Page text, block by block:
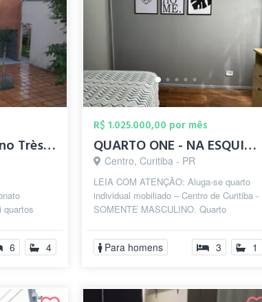
Pensionato Feminino Très Jolie - QUITINE...
quartos
6 4
R$ 1.025.000,00 por mês
QUARTO ONE - NA ESQUINA DA REITORIA UFPR
Centro, Curitiba - PR
LEIA COM ATENÇÃO: Aluga-se quarto
individual mobiliado – Centro de Curitiba -
SOMENTE MASCULINO. Quarto
localizado...
Para homens 3 1